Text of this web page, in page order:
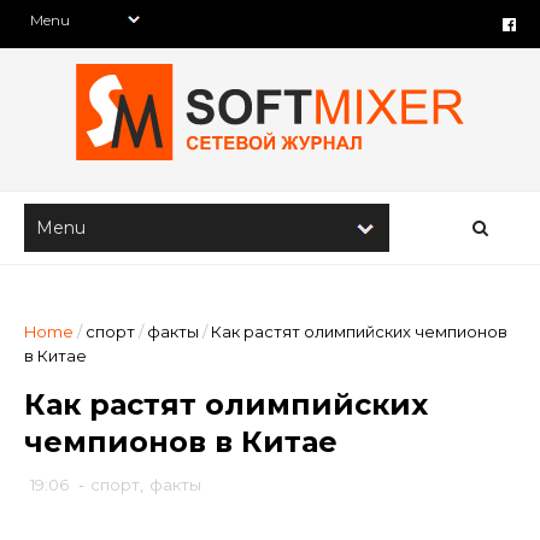
Home / спорт/ факты / Как растят олимпийских чемпионов
в Китае
Как растят олимпийских
чемпионов в Китае
19:06 - спорт факты